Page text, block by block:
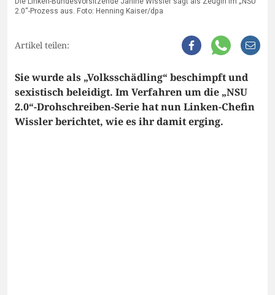
2.0“-Prozess aus. Foto: Henning Kaiser/dpa
Artikel teilen:
Sie wurde als „Volksschädling“ beschimpft und
sexistisch beleidigt. Im Verfahren um die „NSU
2.0“-Drohschreiben-Serie hat nun Linken-Chefin
Wissler berichtet, wie es ihr damit erging.